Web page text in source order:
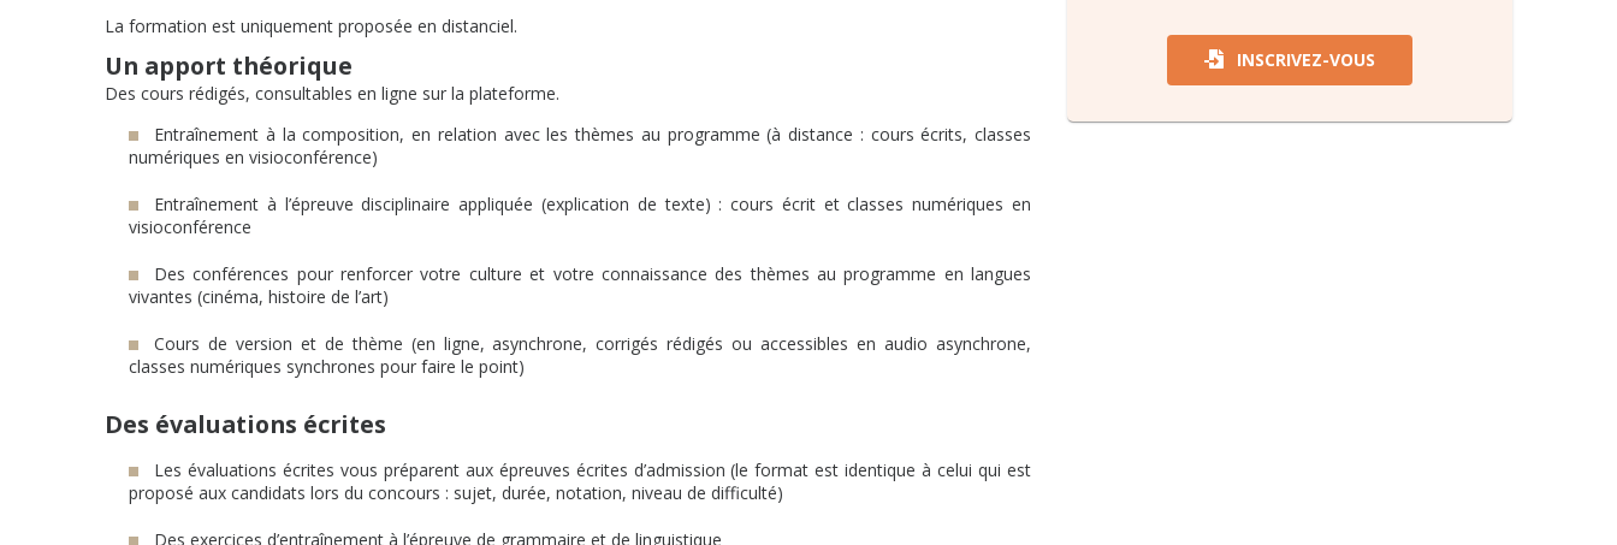
La formation est uniquement proposée en distanciel.
Un apport théorique
Des cours rédigés, consultables en ligne sur la plateforme.
Entraînement à la composition, en relation avec les thèmes au programme (à distance : cours écrits, classes
numériques en visioconférence)
Entraînement à l’épreuve disciplinaire appliquée (explication de texte) : cours écrit et classes numériques en
visioconférence
Des conférences pour renforcer votre culture et votre connaissance des thèmes au programme en langues
vivantes (cinéma, histoire de l’art)
Cours de version et de thème (en ligne, asynchrone, corrigés rédigés ou accessibles en audio asynchrone,
classes numériques synchrones pour faire le point)
Des évaluations écrites
Les évaluations écrites vous préparent aux épreuves écrites d’admission (le format est identique à celui qui est
proposé aux candidats lors du concours : sujet, durée, notation, niveau de difficulté)
Des exercices d’entraînement à l’épreuve de grammaire et de linguistique
INSCRIVEZ-VOUS